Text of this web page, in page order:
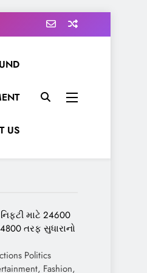
US
નિફ્ટી માટે 24600
તરફ સુધારાનો
Politics
Fashion,